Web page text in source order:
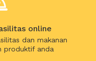
online
dan makanan
produktif anda